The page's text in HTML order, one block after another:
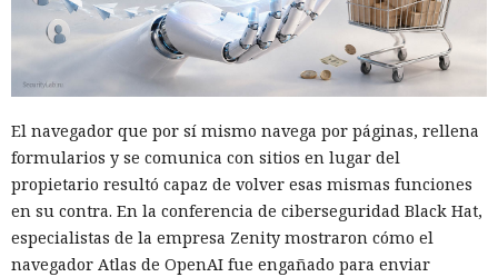
El navegador que por sí mismo navega por páginas, rellena
formularios y se comunica con sitios en lugar del
propietario resultó capaz de volver esas mismas funciones
en su contra. En la conferencia de ciberseguridad Black Hat,
especialistas de la empresa Zenity mostraron cómo el
navegador Atlas de OpenAI fue engañado para enviar